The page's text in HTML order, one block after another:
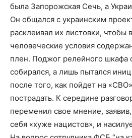
была Запорожская Сечь, а
Он общался с украинским
расклеивал их листовки, чтобы
человеческие условия
плен. Поджог релейного шкафа
собирался, а лишь пытался
после того, как пойдет на
пострадать. К середине
переменил свое мнение,
себя «хуже нацистов», и